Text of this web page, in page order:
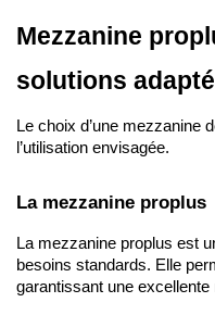
Mezzanine
solutions
Le choix d’une mezzanine
l’utilisation envisagée.
La mezzanine proplus
La mezzanine proplus est
besoins standards. Elle
garantissant une excellente